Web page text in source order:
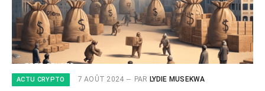
ACTU CRYPTO 7 AOÛT 2024 PAR LYDIE MUSEKWA